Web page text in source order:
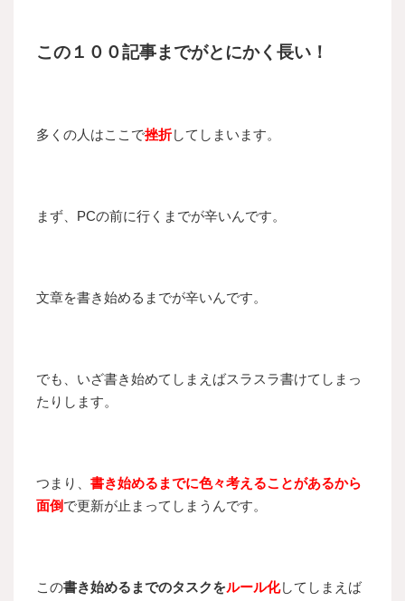
この１００記事までがとにかく長い！
多くの人はここで挫折してしまいます。
まず、PCの前に行くまでが辛いんです。
文章を書き始めるまでが辛いんです。
でも、いざ書き始めてしまえばスラスラ書けてしまっ
たりします。
つまり、 書き始めるまでに色々考えることがあるから
面倒で更新が止まってしまうんです。
この書き始めるまでのタスクをルール化してしまえば